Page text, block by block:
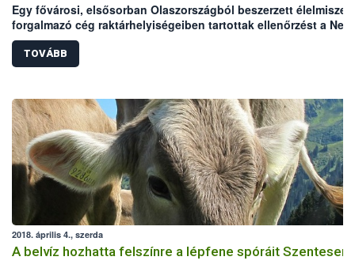
Egy fővárosi, elsősorban Olaszországból beszerzett
forgalmazó cég raktárhelyiségeiben tartottak ellenőrzést a
Élelmiszerlánc-biztonsági Hivatal (Nébih) szakemberei. Az
ellenőrök a helyszínen összesen több mint 4700 kg terméket
vontak ki a forgalomból, amelyek között jelentős
hamisított élelmiszerek.
TOVÁBB
2018. április 4., szerda
A belvíz hozhatta felszínre a lépfene spóráit Szentesen